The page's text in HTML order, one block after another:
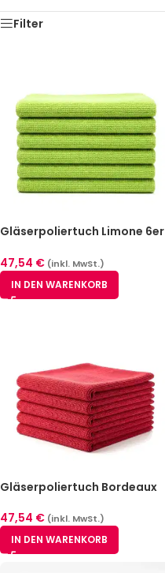
Filter
Gläserpoliertuch Limone 6er
47,54 € (inkl. MwSt.)
IN DEN WARENKORB
Gläserpoliertuch Bordeaux
47,54 € (inkl. MwSt.)
IN DEN WARENKORB